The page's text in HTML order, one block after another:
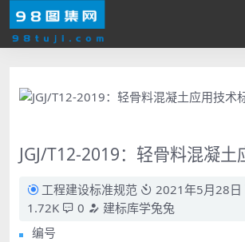
JGJ/T12-2019：轻骨料混凝土
工程建设标准规范
2021年5月28日
1.72K
0
建标库学兔兔
编号